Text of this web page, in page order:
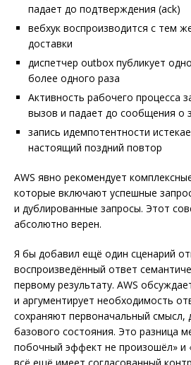
падает до подтверждения (ack)
вебхук воспроизводится с тем
доставки
диспетчер outbox публикует
более одного раза
Активность рабочего процесса
вызов и падает до сообщения о
запись идемпотентности
настоящий поздний повтор
AWS явно рекомендует
которые включают успешные
и дублированные запросы. Этот
абсолютно верен.
Я бы добавил ещё один сценарий
воспроизведённый ответ
первому результату. AWS
и аргументирует необходимость
сохраняют первоначальный смысл,
базового состояния. Это разница
побочный эффект не произошёл»